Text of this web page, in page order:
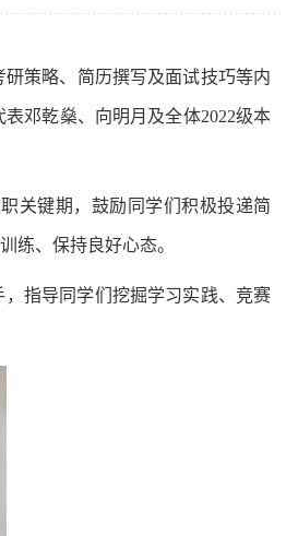
策略、简历撰写及面试技巧等内
表邓乾燊、向明月及全体2022级本
关键期，鼓励同学们积极投递简
练、保持良好心态。
，指导 同学们 挖掘学习实践、竞赛